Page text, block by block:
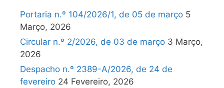
Portaria n.º 104/2026/1, de 05 de março 5
Março, 2026
Circular n.º 2/2026, de 03 de março 3 Março,
2026
Despacho n.º 2389-A/2026, de 24 de
fevereiro 24 Fevereiro, 2026